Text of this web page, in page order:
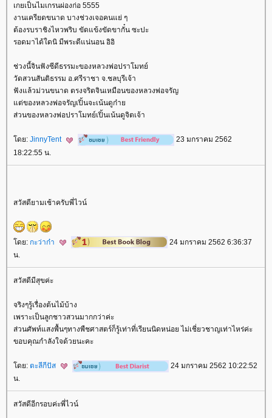
เกยเป็นไมเกรนผ่องก่อ 5555
งานเครียดขนาด บางช่วงเจอคนแย่ ๆ
ต้องรบราชิงไหวพริบ ขัดแข้งขัดขากั๋น ซะปะ
รอดมาได้ใดนิ มีพระดีแน่นอน อิอิ
ช่วงนี้จินฟังซีดีธรรมะของหลวงพ่อปราโมทย์
วัดสวนสันติธรรม อ.ศรีราชา จ.ชลบุรีเจ้า
ฟังแล้วม่วนขนาด ตรงจริตจินเหมือนของหลวงพ่อจรัญ
ต่ของหลวงพ่อจรัญเปิ้นจะเน้นดูก๋า
ส่วนของหลวงพ่อปราโมทย์เปิ้นเน้นดูจิตเจ้า
ดย: JinnyTent
23 มกราคม 2562
18:22:55 น.
สวัสดียามเช้าครับพี่ไวน์
ดย: กะว่าก๋า
24 มกราคม 2562 6:36:37
น.
สวัสดีมีสุขค่ะ
จริงๆรู้เรื่องต้นไม้บ้าง
เพราะเป็นลูกชาวสวนมากกว่าค่ะ
ส่วนศัพท์แสงพื้นๆทางพืชศาสตร์ก็รู้เท่าที่เรียนนิดหน่อย ไม่เชี่ยวชาญเท่าไหร่ค่ะ
ขอบคุณกำลังใจด้วยนะคะ
ดย: ตะลีกีปัส
24 มกราคม 2562 10:22:52
น.
สวัสดีอีกรอบค่ะพี่ไวน์